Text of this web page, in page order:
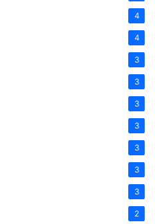
4
4
3
3
3
3
3
3
3
2